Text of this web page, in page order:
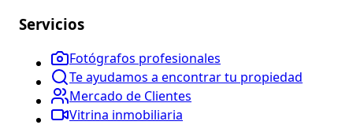
Servicios
Fotógrafos profesionales
Te ayudamos a encontrar tu propiedad
Mercado de Clientes
Vitrina inmobiliaria